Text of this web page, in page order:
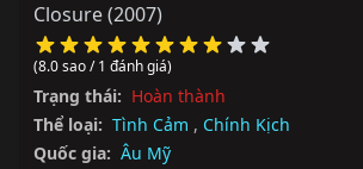
Closure(2007)
(8.0 sao / 1 đánh giá)
Trạng thái: Hoàn thành
Thể loại: Tình Cảm , Chính Kịch
Quốc gia: Âu Mỹ